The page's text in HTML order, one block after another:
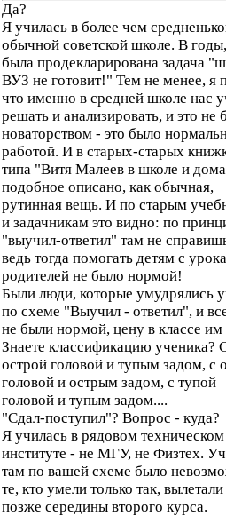
Да?
Я училась в более чем
обычной советской школе. В
была продекларирована задача
ВУЗ не готовит!" Тем не менее, я
что именно в средней школе нас
решать и анализировать, и это не
новаторством - это было
работой. И в старых-старых
типа "Витя Малеев в школе и
подобное описано, как обычная,
рутинная вещь. И по старым
и задачникам это видно: по
"выучил-ответил" там не
ведь тогда помогать детям с
родителей не было нормой!
Были люди, которые умудрялись
по схеме "Выучил - ответил", и
не были нормой, цену в классе им
Знаете классификацию ученика?
острой головой и тупым задом, с
головой и острым задом, с тупой
головой и тупым задом....
"Сдал-поступил"? Вопрос - куда?
Я училась в рядовом техническом
институте - не МГУ, не Физтех.
там по вашей схеме было
те, кто умели только так,
позже середины второго курса.